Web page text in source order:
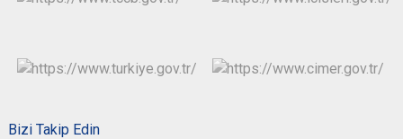
Bizi Takip Edin